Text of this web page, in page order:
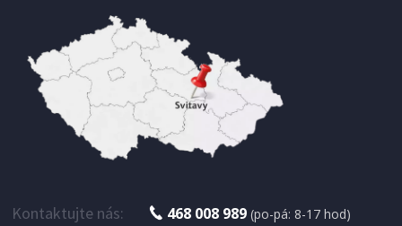
179 Kč
Kontaktujte nás: 468 008 989 (po-pá: 8-17 hod)